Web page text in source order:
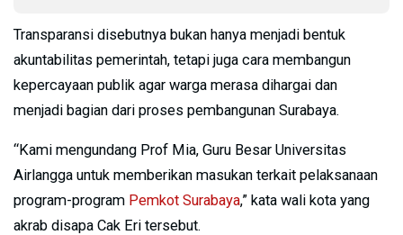
Transparansi disebutnya bukan hanya menjadi bentuk
akuntabilitas pemerintah, tetapi juga cara membangun
kepercayaan publik agar warga merasa dihargai dan
menjadi bagian dari proses pembangunan Surabaya.
“Kami mengundang Prof Mia, Guru Besar Universitas
Airlangga untuk memberikan masukan terkait pelaksanaan
program-program Pemkot Surabaya,” kata wali kota yang
akrab disapa Cak Eri tersebut.